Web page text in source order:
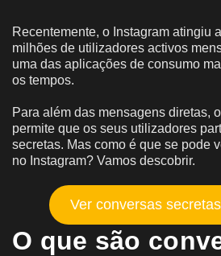
Recentemente, o Instagram atingiu
milhões de utilizadores activos
uma das aplicações de consumo
os tempos.
Para além das mensagens diretas,
permite que os seus utilizadores
secretas. Mas como é que se pode
no Instagram? Vamos descobrir.
Ver conversas
O que são